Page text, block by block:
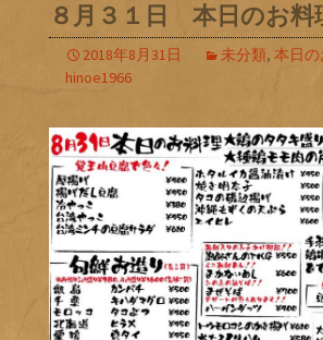
８月３１日 本日のお料
2018年8月31日 未分類, 本日
hinoe1966